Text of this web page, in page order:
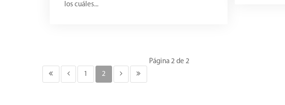
los cuáles...
Página 2 de 2
1
2